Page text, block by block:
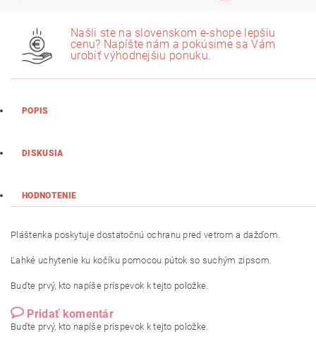
Našli ste na slovenskom e-shope lepšiu
cenu? Napíšte nám a pokúsime sa Vám
urobiť výhodnejšiu ponuku.
POPIS
DISKUSIA
HODNOTENIE
Pláštenka poskytuje dostatočnú ochranu pred vetrom a dažďom.
Ľahké uchytenie ku kočíku pomocou pútok so suchým zipsom.
Buďte prvý, kto napíše príspevok k tejto položke.
Pridať komentár
Buďte prvý, kto napíše príspevok k tejto položke.